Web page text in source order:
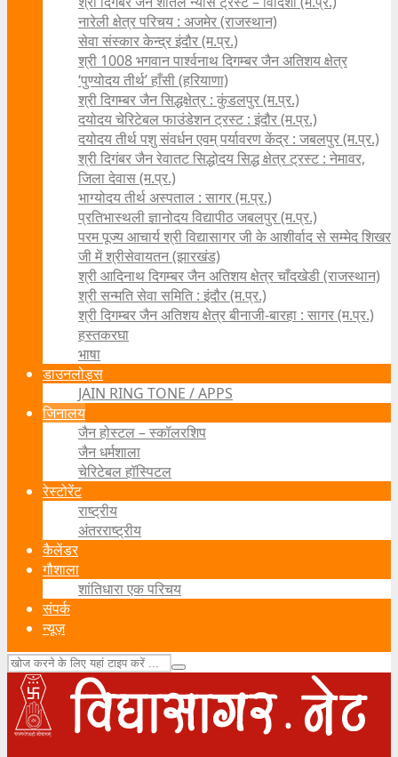
नारेली क्षेत्र परिचय : अजमेर (राजस्थान)
सेवा संस्कार केन्द्र इंदौर (म.प्र.)
श्री 1008 भगवान पार्श्वनाथ दिगम्बर जैन अतिशय क्षे‍त्र
‘पुण्योदय तीर्थ’ हाँसी (हरियाणा)
श्री दिगम्बर जैन सिद्धक्षेत्र : कुंडलपुर (म.प्र.)
दयोदय चेरिटेबल फाउंडेशन ट्रस्ट : इंदौर (म.प्र.)
दयोदय तीर्थ पशु संवर्धन एवम्‌ पर्यावरण केंद्र : जबलपुर (म.प्र.)
श्री दिगंबर जैन रेवातट सिद्धोदय सिद्ध क्षेत्र ट्रस्ट : नेमावर,
जिला देवास (म.प्र.)
भाग्योदय तीर्थ अस्पताल : सागर (म.प्र.)
प्रतिभास्थली ज्ञानोदय विद्यापीठ जबलपुर (म.प्र.)
परम पूज्य आचार्य श्री विद्यासागर जी के आशीर्वाद से सम्मेद शिखर
जी में श्रीसेवायतन (झारखंड)
श्री आदिनाथ दिगम्बर जैन अतिशय क्षेत्र चाँदखेडी (राजस्थान)
श्री सन्मति सेवा समिति : इंदौर (म.प्र.)
श्री दिगम्बर जैन अतिशय क्षेत्र बीनाजी-बारहा : सागर (म.प्र.)
हस्तकरघा
भाषा
डाउनलोड्स
JAIN RING TONE / APPS
जिनालय
जैन होस्टल – स्कॉलरशिप
जैन धर्मशाला
चेरिटेबल हॉस्पिटल
रेस्टोरेंट
राष्ट्रीय
अंतरराष्ट्रीय
कैलेंडर
गौशाला
शांतिधारा एक परिचय
संपर्क
न्यूज़